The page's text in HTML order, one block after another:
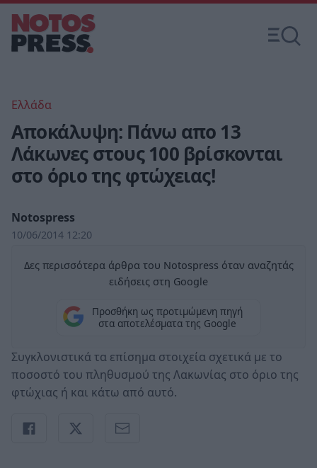
Ελλάδα
Αποκάλυψη: Πάνω απο 13
Λάκωνες στους 100 βρίσκονται
στο όριο της φτώχειας!
Notospress
10/06/2014 12:20
Δες περισσότερα άρθρα του Notospress όταν αναζητάς
ειδήσεις στη Google
Προσθήκη ως προτιμώμενη πηγή
στα αποτελέσματα της Google
Συγκλονιστικά τα επίσημα στοιχεία σχετικά με το
ποσοστό του πληθυσμού της Λακωνίας στο όριο της
φτώχιας ή και κάτω από αυτό.